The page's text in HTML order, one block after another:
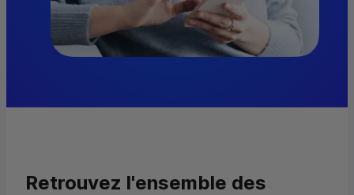
Retrouvez l'ensemble des